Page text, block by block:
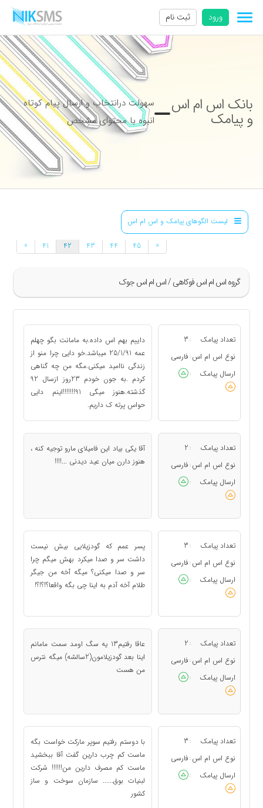
ورود ثبت نام
بانک اس ام اس
و پیامک
سهولت درانتخاب و ارسال پیام کوتاه
انبوه با محتوای مشخص
لیست الگوهای پیامک و اس ام اس
گروه اس ام اس فوکاهی / اس ام اس جوک
» 41 42 43 44 45 «
تعداد پیامک :
3
نوع اس ام اس : فارسی
ارسال پیامک
:
داییم بهم اس داده.به مامانت بگو چهلم
عمه 25/1/91 میباشد.خو دایی چرا منو از
زندگی ناامید میکنی.مگه من چه گناهی
کردم .به جون خودم 23روز ازسال 92
گذشته.هنوز میگی 91!!!!!!!اینم دایی
حواس پرته ک داریم.
تعداد پیامک :
2
نوع اس ام اس : فارسی
ارسال پیامک
:
آقا یکی بیاد این فامیلای مارو توجیه کنه ،
هنوز دارن میان عید دیدنی ...!!!!
تعداد پیامک :
3
نوع اس ام اس : فارسی
ارسال پیامک
:
پسر عمم که گودزیلایی بیش نیست
داشت سر و صدا میکرد بهش میگم چرا
سر و صدا میکنی؟ میگه آخه من جیگر
طلام آخه آدم به اینا چی بگه واقعا؟!؟!؟!
تعداد پیامک :
2
نوع اس ام اس : فارسی
ارسال پیامک
:
عاقا رفتيم13 يه سگ اومد سمت مامانم
اينا بعد گودزيلامون(2سالشه) ميگه نترس
من هست
تعداد پیامک :
3
نوع اس ام اس : فارسی
ارسال پیامک
:
با دوستم رفتیم سوپر مارکت خواست بگه
ماست کم چرب دارین گفت آقا ببخشید
ماست کم مصرف دارین من!!!!!! شرکت
لبنیات بوق...... سازمان سوخت و ساز
کشور